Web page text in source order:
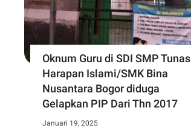
Oknum Guru di SDI SMP Tunas
Harapan Islami/SMK Bina
Nusantara Bogor diduga
Gelapkan PIP Dari Thn 2017
Januari 19, 2025